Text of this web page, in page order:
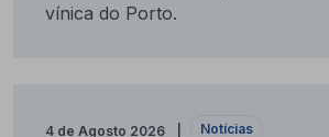
vínica do Porto.
4 de Agosto 2026 Notícias